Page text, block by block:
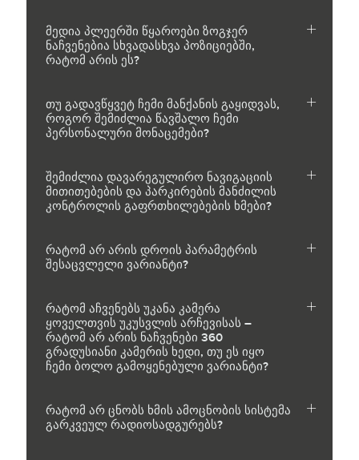
მედია პლეერში წყაროები ზოგჯერ
ნაჩვენებია სხვადასხვა პოზიციებში,
რატომ არის ეს?
თუ გადავწყვეტ ჩემი მანქანის გაყიდვას,
როგორ შემიძლია წავშალო ჩემი
პერსონალური მონაცემები?
შემიძლია დავარეგულირო ნავიგაციის
მითითებების და პარკირების მანძილის
კონტროლის გაფრთხილებების ხმები?
რატომ არ არის დროის პარამეტრის
შესაცვლელი ვარიანტი?
რატომ აჩვენებს უკანა კამერა
ყოველთვის უკუსვლის არჩევისას –
რატომ არ არის ნაჩვენები 360
გრადუსიანი კამერის ხედი, თუ ეს იყო
ჩემი ბოლო გამოყენებული ვარიანტი?
რატომ არ ცნობს ხმის ამოცნობის სისტემა
გარკვეულ რადიოსადგურებს?